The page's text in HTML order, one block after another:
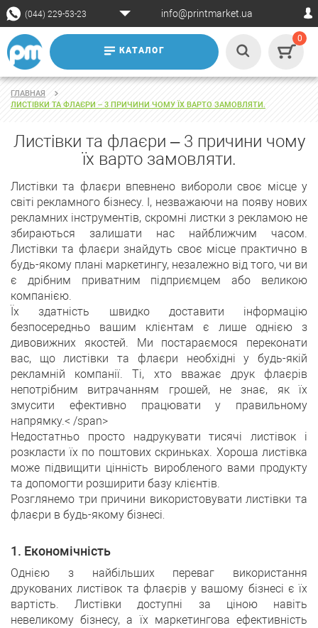
(044) 229-53-23 info@printmarket.ua
КАТАЛОГ
0
ГЛАВНАЯ
ЛИСТІВКИ ТА ФЛАЄРИ – 3 ПРИЧИНИ ЧОМУ ЇХ ВАРТО ЗАМОВЛЯТИ.
Листівки та флаєри – 3 причини чому
їх варто замовляти.
Листівки та флаєри впевнено вибороли своє місце у
світі рекламного бізнесу. І, незважаючи на появу нових
рекламних інструментів, скромні листки з рекламою не
збираються залишати нас найближчим часом.
Листівки та флаєри знайдуть своє місце практично в
будь-якому плані маркетингу, незалежно від того, чи ви
є дрібним приватним підприємцем або великою
компанією.
Їх здатність швидко доставити інформацію
безпосередньо вашим клієнтам є лише однією з
дивовижних якостей. Ми постараємося переконати
вас, що листівки та флаєри необхідні у будь-якій
рекламній компанії. Ті, хто вважає друк флаєрів
непотрібним витрачанням грошей, не знає, як їх
змусити ефективно працювати у правильному
напрямку.< /span>
Недостатньо просто надрукувати тисячі листівок і
розкласти їх по поштових скриньках. Хороша листівка
може підвищити цінність виробленого вами продукту
та допомогти розширити базу клієнтів.
Розглянемо три причини використовувати листівки та
флаєри в будь-якому бізнесі
1. Економічність
Однією з найбільших переваг використання
друкованих листівок та флаєрів у вашому бізнесі є їх
вартість. Листівки доступні за ціною навіть
невеликому бізнесу, а їх маркетингова ефективність